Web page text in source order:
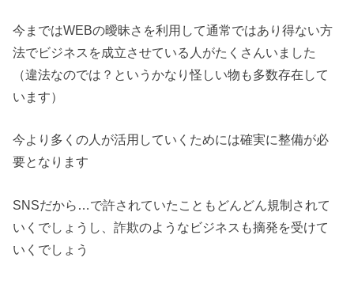
今まではWEBの曖昧さを利用して通常ではあり得ない方
法でビジネスを成立させている人がたくさんいました
（違法なのでは？というかなり怪しい物も多数存在して
います）
今より多くの人が活用していくためには確実に整備が必
要となります
SNSだから…で許されていたこともどんどん規制されて
いくでしょうし、詐欺のようなビジネスも摘発を受けて
いくでしょう